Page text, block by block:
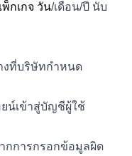
กเกจ วัน/เดือน/ปี นับ
งที่บริษัทกำหนด
ยน์เข้าสู่บัญชีผู้ใช้
กการกรอกข้อมูลผิด